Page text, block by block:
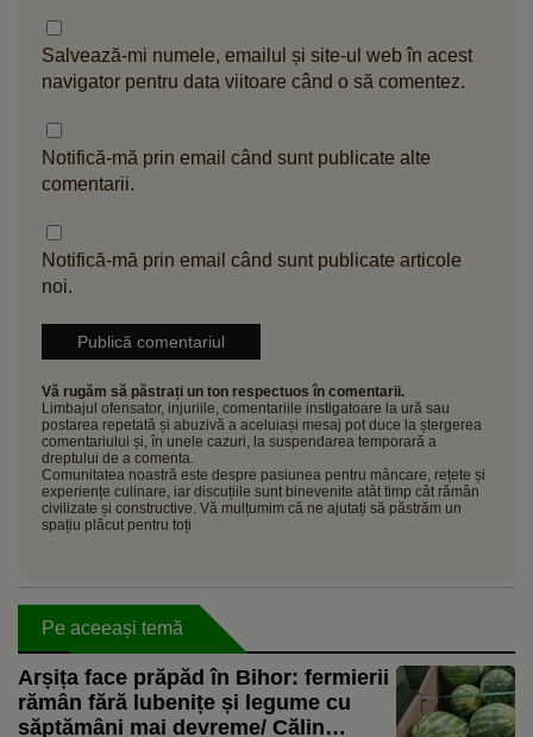
Salvează-mi numele, emailul și site-ul web în acest
navigator pentru data viitoare când o să comentez.
Notifică-mă prin email când sunt publicate alte
comentarii.
Notifică-mă prin email când sunt publicate articole
noi.
Vă rugăm să păstrați un ton respectuos în comentarii.
Limbajul ofensator, injuriile, comentariile instigatoare la ură sau
postarea repetată și abuzivă a aceluiași mesaj pot duce la ștergerea
comentariului și, în unele cazuri, la suspendarea temporară a
dreptului de a comenta.
Comunitatea noastră este despre pasiunea pentru mâncare, rețete și
experiențe culinare, iar discuțiile sunt binevenite atât timp cât rămân
civilizate și constructive. Vă mulțumim că ne ajutați să păstrăm un
spațiu plăcut pentru toți
Pe aceeași temă
Arșița face prăpăd în Bihor: fermierii
rămân fără lubenițe și legume cu
săptămâni mai devreme/ Călin